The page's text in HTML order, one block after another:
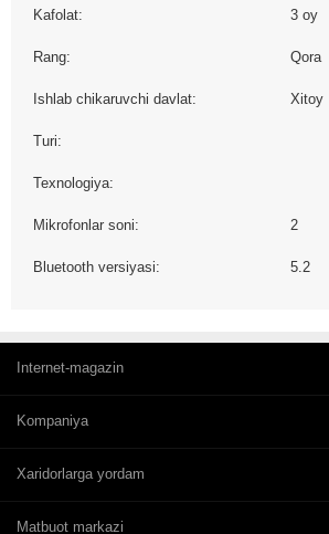
Kafolat: 3 oy
Rang: Qora
Ishlab chikaruvchi davlat: Xitoy
Turi:
Texnologiya:
Mikrofonlar soni: 2
Bluetooth versiyasi: 5.2
Internet-magazin
Kompaniya
Xaridorlarga yordam
Matbuot markazi